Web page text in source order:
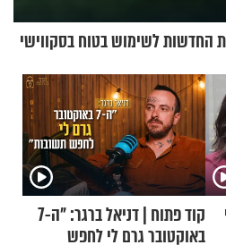
החדשות לשימוש בטוח בסקווישי
קוד פתוח | דניאל ברגר: "ה-7
באוקטובר גרם לי לחפש